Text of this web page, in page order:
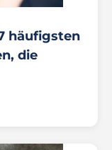
häufigsten
die